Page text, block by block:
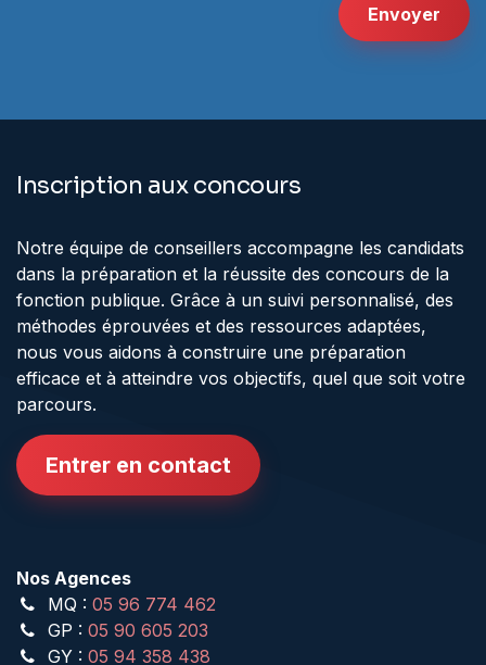
Envoyer
Inscription aux concours
Notre équipe de conseillers accompagne les candidats
dans la préparation et la réussite des concours de la
fonction publique. Grâce à un suivi personnalisé, des
méthodes éprouvées et des ressources adaptées,
nous vous aidons à construire une préparation
efficace et à atteindre vos objectifs, quel que soit votre
parcours.
Entrer en contact
Nos Agences
MQ : 05 96 774 462
GP : 05 90 605 203
GY : 05 94 358 438